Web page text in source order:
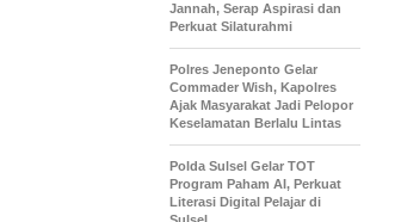
Jannah, Serap Aspirasi dan
Perkuat Silaturahmi
Polres Jeneponto Gelar
Commader Wish, Kapolres
Ajak Masyarakat Jadi Pelopor
Keselamatan Berlalu Lintas
Polda Sulsel Gelar TOT
Program Paham AI, Perkuat
Literasi Digital Pelajar di